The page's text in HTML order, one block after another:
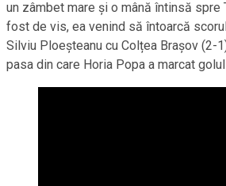
un zâmbet mare și o mână întinsă spre
fost de vis, ea venind să întoarcă
Silviu Ploeșteanu cu Colțea Brașov (2-
pasa din care Horia Popa a marcat